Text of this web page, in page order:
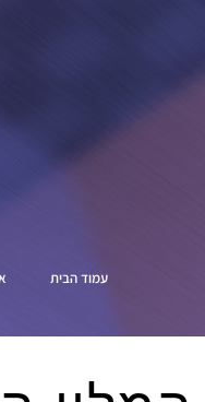
עמוד הבית